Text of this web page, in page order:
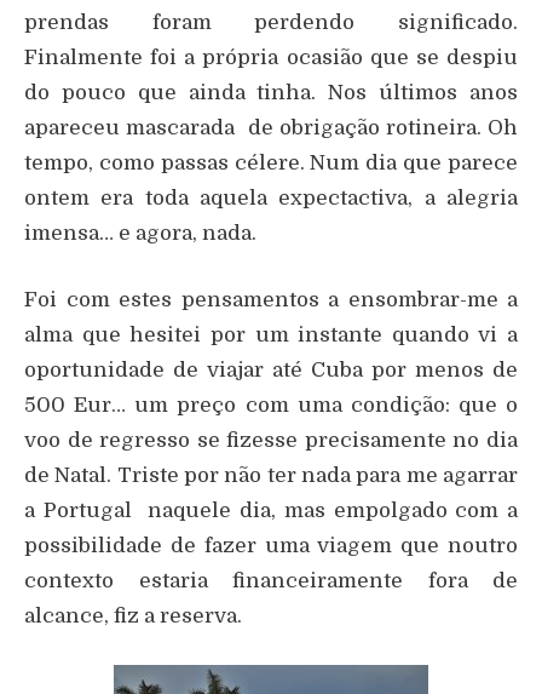
prendas foram perdendo significado.
Finalmente foi a própria ocasião que se despiu
do pouco que ainda tinha. Nos últimos anos
apareceu mascarada de obrigação rotineira. Oh
tempo, como passas célere. Num dia que parece
ontem era toda aquela expectactiva, a alegria
imensa… e agora, nada.
Foi com estes pensamentos a ensombrar-me a
alma que hesitei por um instante quando vi a
oportunidade de viajar até Cuba por menos de
500 Eur… um preço com uma condição: que o
voo de regresso se fizesse precisamente no dia
de Natal. Triste por não ter nada para me agarrar
a Portugal naquele dia, mas empolgado com a
possibilidade de fazer uma viagem que noutro
contexto estaria financeiramente fora de
alcance, fiz a reserva.